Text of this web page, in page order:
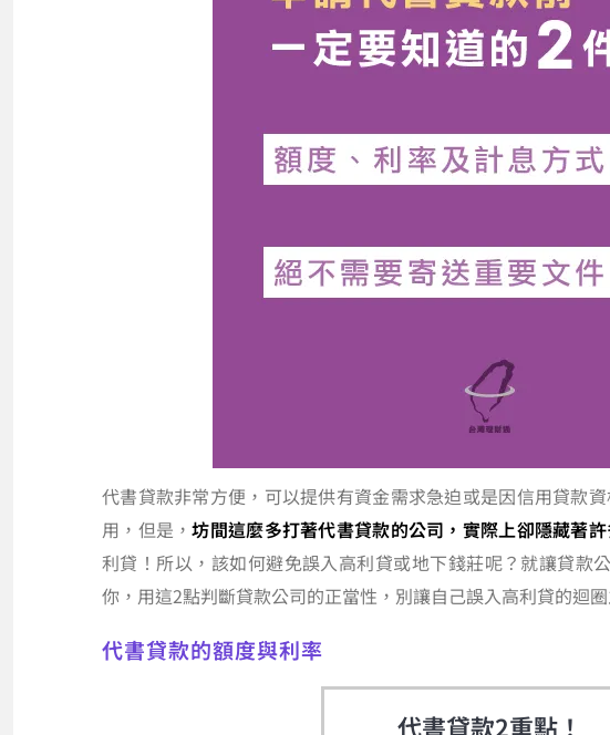
代書貸款非常方便，可以提供有資金需求急迫或是因信用貸款
用，但是，坊間這麼多打著代書貸款的公司，實際上卻隱藏著
利貸！所以，該如何避免誤入高利貸或地下錢莊呢？就讓貸款
你，用這2點判斷貸款公司的正當性，別讓自己誤入高利貸的迴圈
代書貸款的額度與利率
代書貸款2重點！